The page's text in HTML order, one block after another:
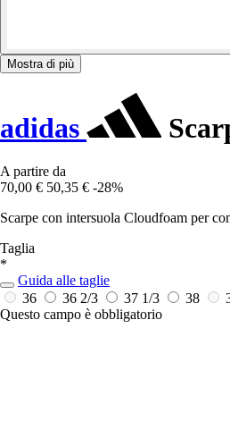
Mostra di più
adidas
A partire da
70,00 € 50,35 € -28%
Scarpe con intersuola Cloudfoam per
Taglia
*
Guida alle taglie
36
36 2/3 37 1/3 38
Questo campo è obbligatorio